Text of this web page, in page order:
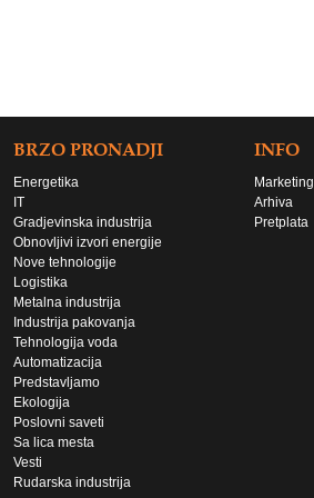
BRZO PRONADJI
Energetika
IT
Gradjevinska industrija
Obnovljivi izvori energije
Nove tehnologije
Logistika
Metalna industrija
Industrija pakovanja
Tehnologija voda
Automatizacija
Predstavljamo
Ekologija
Poslovni saveti
Sa lica mesta
Vesti
Rudarska industrija
INFO
Marketing
Arhiva
Pretplata